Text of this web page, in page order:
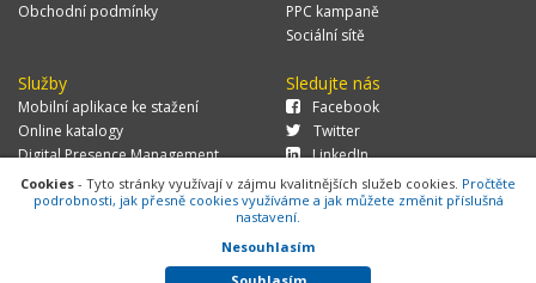
Obchodní podmínky
PPC kampaně
Sociální sítě
Služby
Mobilní aplikace ke stažení
Online katalogy
Digital Presence Management
Více zákazníků
Sledujte nás
Facebook
Twitter
LinkedIn
© 2026 MEDIATEL CZ, s.r.o.,Za Potokem 46/4, 106 00 Praha 10, tel.:
+420 771 270 421, verze 1.29.0.143,
Cookies
Cookies - Tyto stránky využívají v zájmu kvalitnějších služeb cookies. Pročtěte
podrobnosti, jak přesně cookies využíváme a jak můžete změnit příslušná
nastavení.
Nesouhlasím
Souhlasím